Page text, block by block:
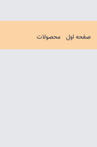
صفحه اول محصولات